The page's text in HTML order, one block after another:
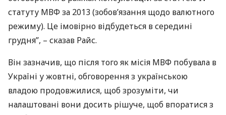
статуту МВФза 2013 (зобов’язання щодо валютного
режиму). Це імовірно відбудеться в середині
грудня”, – сказав Райс.
Він зазначив, що після того як місія МВФ побувала в
Україні у жовтні, обговорення з українською
владою продовжилися, щоб зрозуміти, чи
налаштовані вони досить рішуче, щоб впоратися з